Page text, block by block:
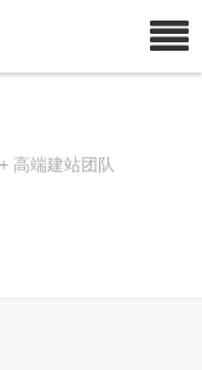
高端建站团队